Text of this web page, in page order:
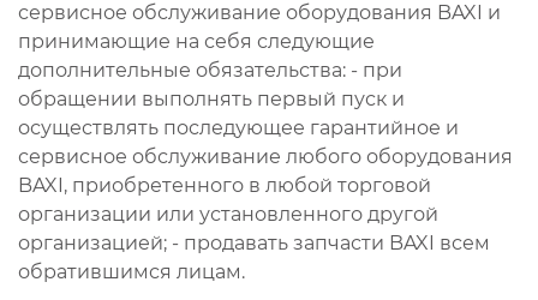
сервисное обслуживание оборудования BAXI и
принимающие на себя следующие
дополнительные обязательства: - при
обращении выполнять первый пуск и
осуществлять последующее гарантийное и
сервисное обслуживание любого оборудования
BAXI, приобретенного в любой торговой
организации или установленного другой
организацией; - продавать запчасти BAXI всем
обратившимся лицам.